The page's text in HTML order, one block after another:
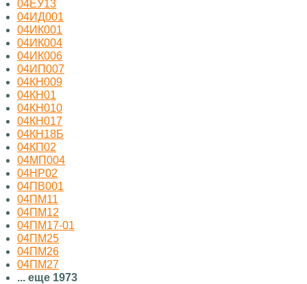
04ЕУ13
04ИД001
04ИК001
04ИК004
04ИК006
04ИП007
04КН009
04КН01
04КН010
04КН017
04КН18Б
04КП02
04МП004
04НР02
04ПВ001
04ПМ11
04ПМ12
04ПМ17-01
04ПМ25
04ПМ26
04ПМ27
... еще 1973